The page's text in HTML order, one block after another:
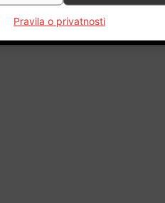
Pravila o privatnosti